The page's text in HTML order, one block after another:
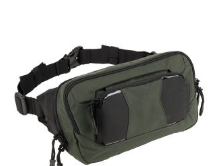
את
האפשרויות
בעמוד
המוצר